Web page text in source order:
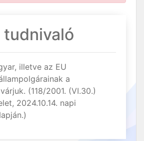
tudnivaló
illetve az EU
a
(118/2001. (VI.30.)
2024.10.14. napi